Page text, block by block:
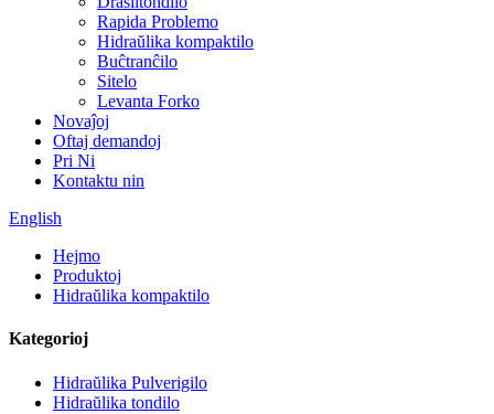
Rapida Problemo
Hidraŭlika kompaktilo
Buĉtranĉilo
Sitelo
Levanta Forko
Novaĵoj
Oftaj demandoj
Pri Ni
Kontaktu nin
English
Hejmo
Produktoj
Hidraŭlika kompaktilo
Kategorioj
Hidraŭlika Pulverigilo
Hidraŭlika tondilo